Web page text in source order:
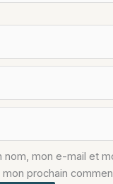
nom, mon e-mail et
prochain